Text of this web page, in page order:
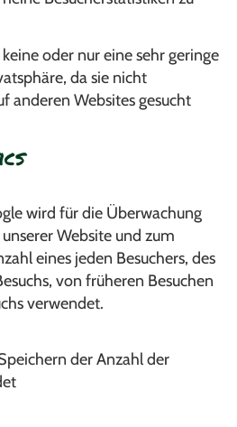
oder nur eine sehr geringe
da sie nicht
anderen Websites gesucht
wird für die Überwachung
Website und zum
eines jeden Besuchers, des
von früheren Besuchen
verwendet.
der Anzahl der